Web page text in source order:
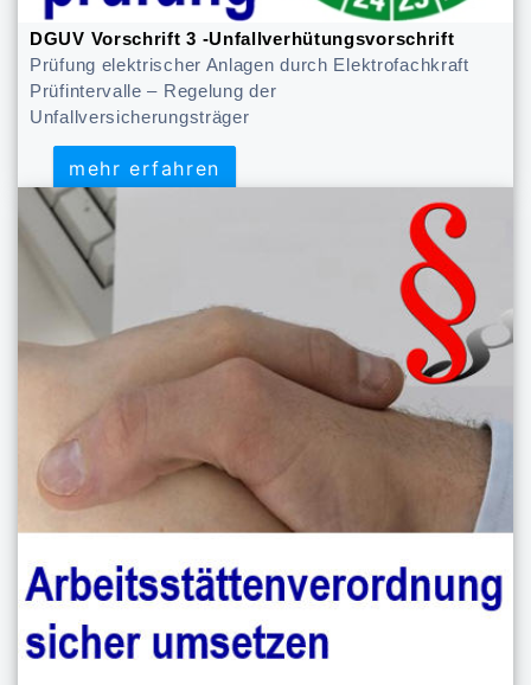
DGUV Vorschrift 3 -Unfallverhütungsvorschrift
Prüfung elektrischer Anlagen durch Elektrofachkraft
Prüfintervalle – Regelung der
Unfallversicherungsträger
mehr erfahren
mehr erfahren